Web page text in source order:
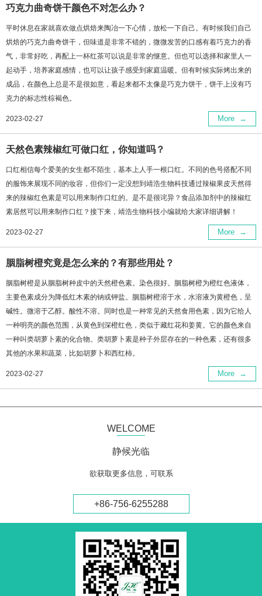
巧克力曲奇饼干颜色不对怎么办？
平时休息在家就喜欢做点烘焙来陶冶一下心情，放松一下自己。有时候我们自己
烘焙的巧克力曲奇饼干，但味道是非常不错的，微微发苦的口感有着巧克力的香
气，非常好吃，再配上一杯红茶可以说是非常的惬意。但也可以选择和家里人一
起动手，培养家庭感情，也可以让孩子感受到家庭温暖。但有时候实际烤出来的
成品，在颜色上总是不是很如意，看起来都不太像是巧克力饼干，饼干上没有巧
克力的标志性棕褐色。
2023-02-27 More →
天然色素辣椒红可做口红，你知道吗？
口红相信每个爱美的女生都不陌生，基本上人手一根口红。不同的色号搭配不同
的服饰来展现不同的妆容，但你们一定没想到靖浩生物科技通过辣椒果皮天然得
来的辣椒红色素是可以用来制作口红的。是不是很诧异？食品添加剂中的辣椒红
素居然可以用来制作口红？接下来，靖浩生物科技小编就给大家详细讲解！
2023-02-27 More →
胭脂树橙究竟是怎么来的？有那些用处？
胭脂树橙是从胭脂树种皮中的天然橙色素。染色很好。胭脂树橙为橙红色液体，
主要色素成分为降低红木素的钠或钾盐。胭脂树橙溶于水，水溶液为黄橙色，呈
碱性。微溶于乙醇。酸性不溶。同时也是一种常见的天然食用色素，因为它给人
一种明亮的颜色范围，从黄色到深橙红色，类似于藏红花和姜黄。它的颜色来自
一种叫类胡萝卜素的化合物。类胡萝卜素是种子外层存在的一种色素，还有很多
其他的水果和蔬菜，比如胡萝卜和西红柿。
2023-02-27 More →
WELCOME
静候光临
欲获取更多信息，可联系
+86-756-6255288